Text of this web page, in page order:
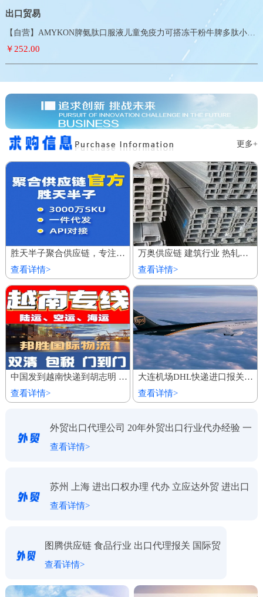
出口贸易
【自营】AMYKON脾氨肽口服液儿童免疫力可搭冻干粉牛脾多肽小分子
￥252.00
更多+
胜天半子聚合供应链，专注服务私域商城 百万厂价商品
查看详情>
万奥供应链 建筑行业 热轧镀锌槽钢 欢迎到厂参观
查看详情>
中国发到越南快递到胡志明 家具建材陆运船运出口 整柜专线运输
查看详情>
大连机场DHL快递进口报关代理公司
查看详情>
外贸出口代理公司 20年外贸出口行业代办经验 一
对一服务
查看详情>
苏州 上海 进出口权办理 代办 立应达外贸 进出口
代理
查看详情>
图腾供应链 食品行业 出口代理报关 国际贸
易
查看详情>